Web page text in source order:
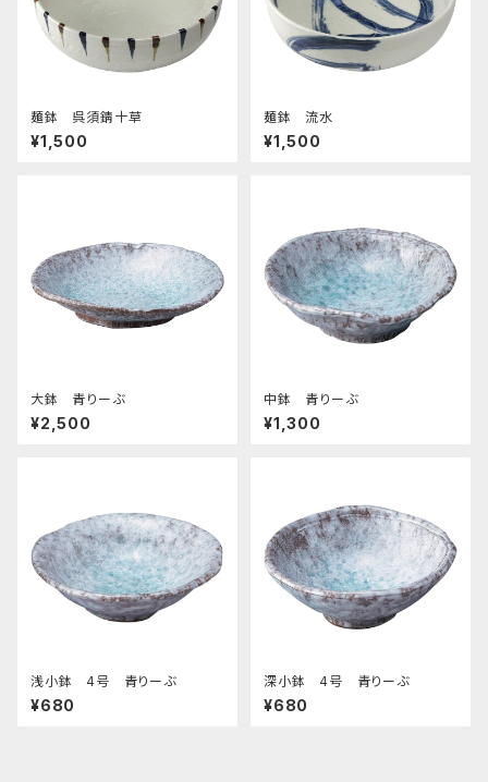
麺鉢 呉須錆十草
¥1,500
麺鉢 流水
¥1,500
大鉢 青りーぶ
¥2,500
中鉢 青りーぶ
¥1,300
浅小鉢 4号 青りーぶ
¥680
深小鉢 4号 青りーぶ
¥680